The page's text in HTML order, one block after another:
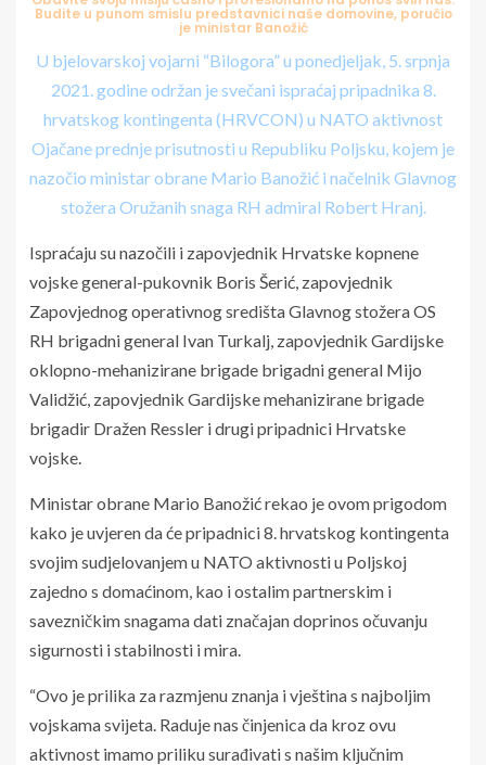
Budite u punom smislu predstavnici naše domovine, poručio
je ministar Banožić
U bjelovarskoj vojarni “Bilogora” u ponedjeljak, 5. srpnja
2021. godine održan je svečani ispraćaj pripadnika 8.
hrvatskog kontingenta (HRVCON) u NATO aktivnost
Ojačane prednje prisutnosti u Republiku Poljsku, kojem je
nazočio ministar obrane Mario Banožić i načelnik Glavnog
stožera Oružanih snaga RH admiral Robert Hranj.
Ispraćaju su nazočili i zapovjednik Hrvatske kopnene
vojske general-pukovnik Boris Šerić, zapovjednik
Zapovjednog operativnog središta Glavnog stožera OS
RH brigadni general Ivan Turkalj, zapovjednik Gardijske
oklopno-mehanizirane brigade brigadni general Mijo
Validžić, zapovjednik Gardijske mehanizirane brigade
brigadir Dražen Ressler i drugi pripadnici Hrvatske
vojske.
Ministar obrane Mario Banožić rekao je ovom prigodom
kako je uvjeren da će pripadnici 8. hrvatskog kontingenta
svojim sudjelovanjem u NATO aktivnosti u Poljskoj
zajedno s domaćinom, kao i ostalim partnerskim i
savezničkim snagama dati značajan doprinos očuvanju
sigurnosti i stabilnosti i mira.
“Ovo je prilika za razmjenu znanja i vještina s najboljim
vojskama svijeta. Raduje nas činjenica da kroz ovu
aktivnost imamo priliku surađivati s našim ključnim